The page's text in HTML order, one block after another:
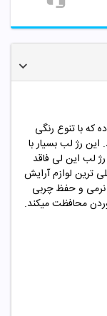
که با تنوع رنگی
این رژ لب بسیار با
لب این لی فاقد
ترین لوازم آرایش
نرمی و حفظ چربی
محافظت میکند.